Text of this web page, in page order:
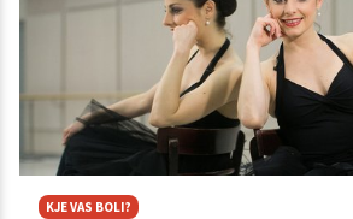
KJE VAS BOLI?